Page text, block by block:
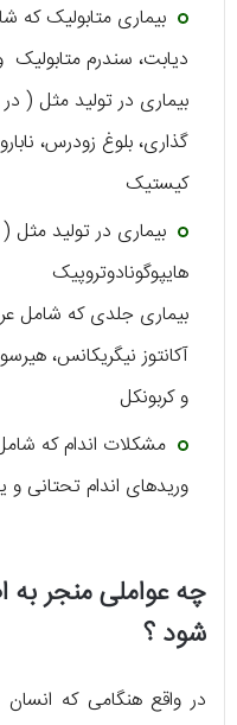
دیابت، سندرم
بیماری در تولید مثل (
گذاری، بلوغ زودرس،
کیستیک
بیماری در تولید مثل
هایپوگونادوتروپیک
بیماری جلدی که شامل
آکانتوز نیگریکانس،
و کربونکل
وریدهای اندام تحتانی و
چه عواملی منجر
شود ؟
در واقع هنگامی که